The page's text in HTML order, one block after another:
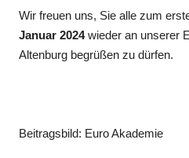
Wir freuen uns, Sie alle zum
Januar 2024wieder an unserer
Altenburg begrüßen zu dürfen.
Beitragsbild: Euro Akademie